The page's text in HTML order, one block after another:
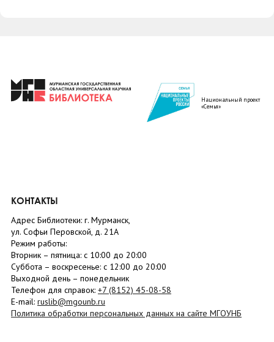
Национальный проект
«Семья»
КОНТАКТЫ
Адрес Библиотеки: г. Мурманск,
ул. Софьи Перовской, д. 21А
Режим работы:
Вторник – пятница: с 10:00 до 20:00
Суббота – воскресенье: c 12:00 до 20:00
Выходной день – понедельник
Телефон для справок: +7 (8152) 45-08-58
E-mail: ruslib@mgounb.ru
Политика обработки персональных данных на сайте МГОУНБ